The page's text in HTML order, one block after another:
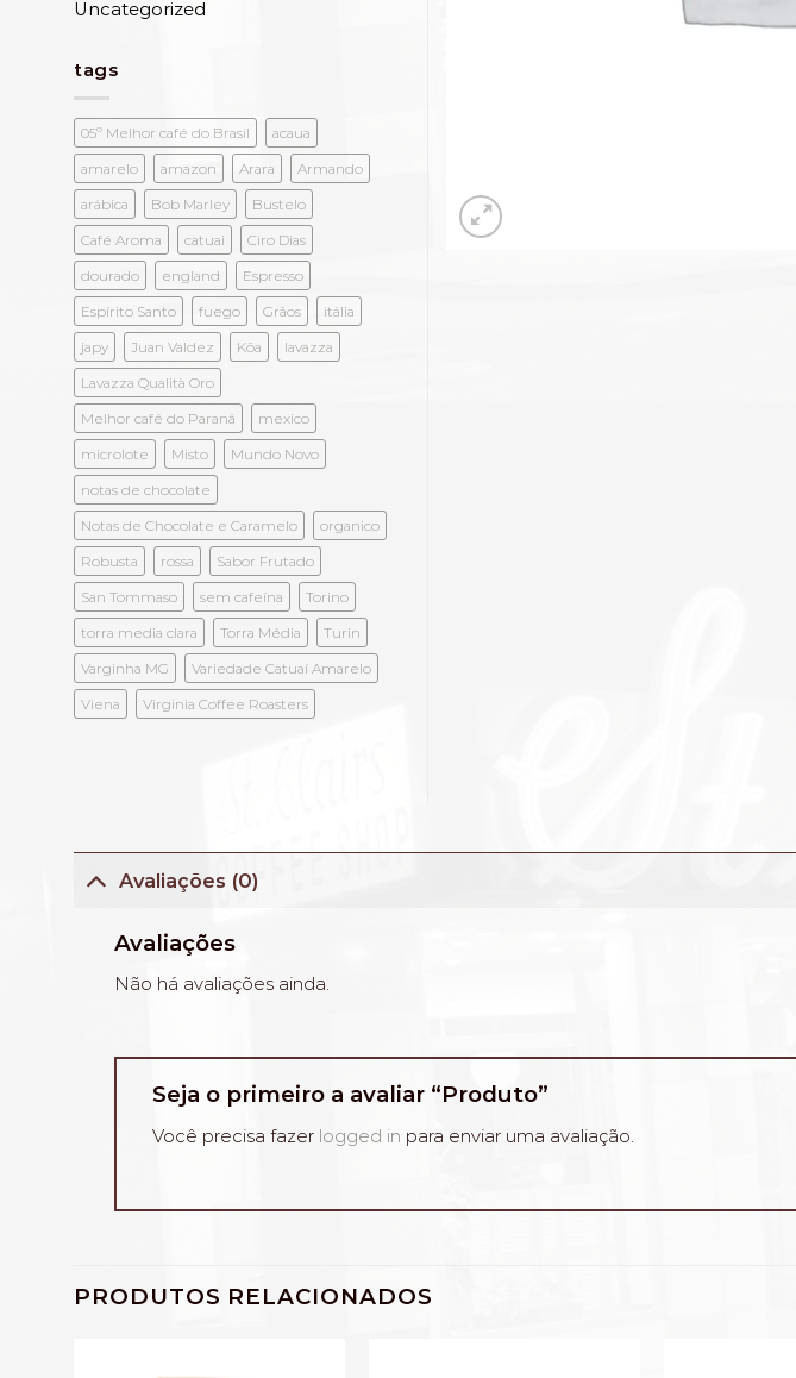
Uncategorized
tags
05º Melhor café do Brasil
acaua
amarelo
amazon Arara
Armando
arábica
Bob Marley
Bustelo
Café Aroma
catuai
Ciro Dias
dourado
england
Espresso
Espírito Santo
fuego Grãos
itália
japy
Juan Valdez Kōa
lavazza
Lavazza Qualità Oro
Melhor café do Paraná
mexico
microlote
Misto
Mundo Novo
notas de chocolate
Notas de Chocolate e Caramelo
organico
Robusta
rossa
Sabor Frutado
San Tommaso
sem cafeína
Torino
torra media clara
Torra Média
Turin
Varginha MG
Variedade Catuaí Amarelo
Viena
Virginia Coffee Roasters
Avaliações (0)
Avaliações
Não há avaliações ainda.
Seja o primeiro a avaliar “Produto”
Você precisa fazer logged in para enviar uma avaliação.
PRODUTOS RELACIONADOS